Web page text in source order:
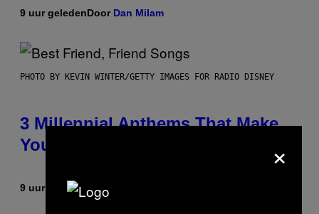
9 uur geledenDoor Dan Milam
PHOTO BY KEVIN WINTER/GETTY IMAGES FOR RADIO DISNEY
3 Millennial Anthems That Make
You Think of Your Best Friend
9 uur geleden Door
×